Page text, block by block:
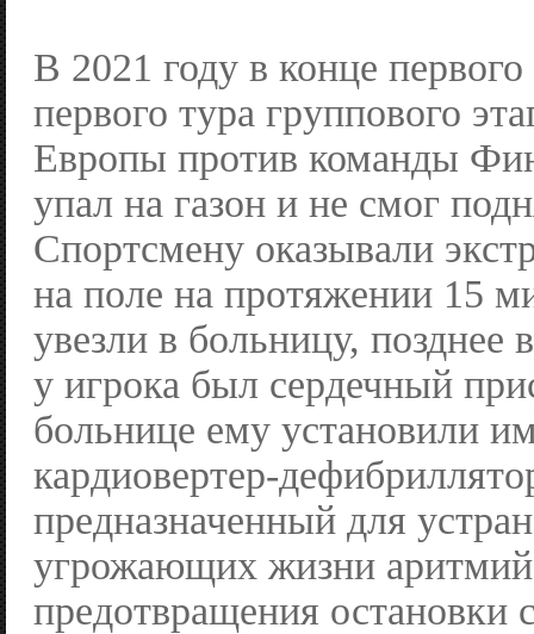
В 2021 году в конце
первого тура группового
Европы против команды
упал на газон и не смог
Спортсмену оказывали
на поле на протяжении 15
увезли в больницу, позднее
у игрока был сердечный
больнице ему установили
кардиовертер-
предназначенный для
угрожающих жизни
предотвращения остановки